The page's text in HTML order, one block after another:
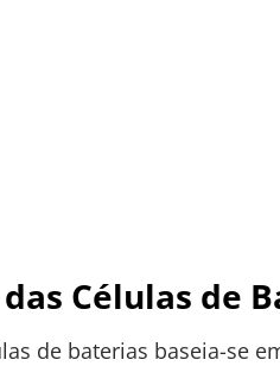
Células de
de baterias baseia-se